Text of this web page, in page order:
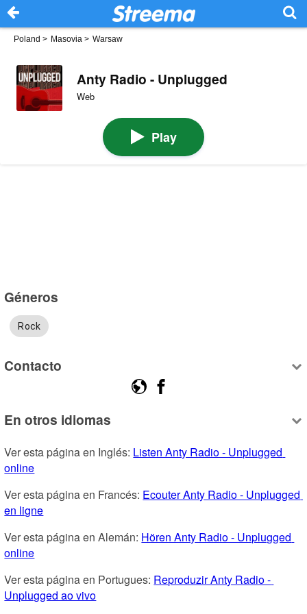
Poland > Masovia > Warsaw
Anty Radio - Unplugged
Web
Play
Géneros
Rock
Contacto
En otros idiomas
Ver esta página en Inglés: Listen Anty Radio - Unplugged
online
Ver esta página en Francés: Ecouter Anty Radio - Unplugged
en ligne
Ver esta página en Alemán: Hören Anty Radio - Unplugged
online
Ver esta página en Portugues: Reproduzir Anty Radio -
Unplugged ao vivo